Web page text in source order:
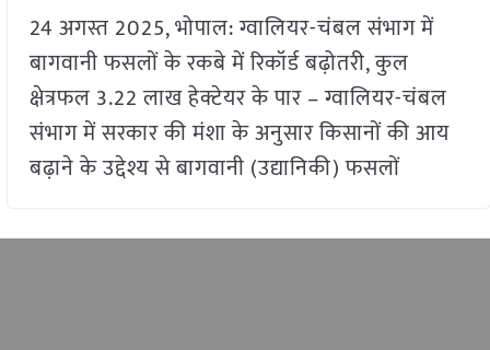
24 अगस्त 2025, भोपाल: ग्वालियर-चंबल संभाग में
बागवानी फसलों के रकबे में रिकॉर्ड बढ़ोतरी, कुल
क्षेत्रफल 3.22 लाख हेक्टेयर के पार – ग्वालियर-चंबल
संभाग में सरकार की मंशा के अनुसार किसानों की आय
बढ़ाने के उद्देश्य से बागवानी (उद्यानिकी) फसलों